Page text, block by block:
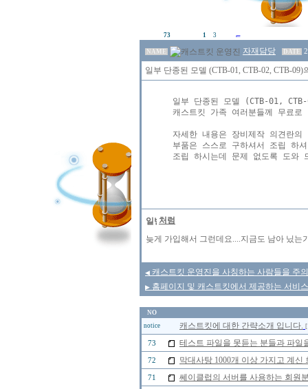
73 1 3
NAME 자재담당 DATE
일부 단종된 모델 (CTB-01, CTB-02, CTB-
일부 단종된 모델 (CTB-01,
캐스트킷 가족 여러분들께 무료
자세한 내용은 장비제작 의견란
부품은 스스로 구하셔서 조립 하
조립 하시는데 문제 없도록 도와
처럼
늦게 가입해서 그런데요....지금도 남아 닜는
◀ 캐스트킷 운영진을 사칭하는 사람들을 주
▶ 홈페이지 및 캐스트킷에서 제공하는 서비
NO
notice
캐스트킷에 대한 간략소개 입니다.
73 테스트 파일을 못듣는 분들과 파
72 막대사탕 1000개 이상 가지고 계
71 쎄이클럽의 서버를 사용하는 회원